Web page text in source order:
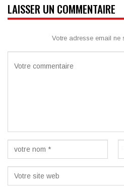
LAISSER UN COMMENTAIRE
Votre adresse email ne